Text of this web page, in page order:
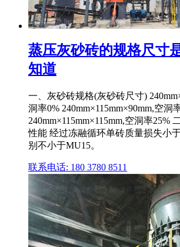
蒸压灰砂砖的规格尺寸
知道
一、灰砂砖规格(灰砂砖尺寸)
洞率0% 240mm×115mm×90mm,空洞
240mm×115mm×115mm,空洞率25%
性能 经过冻融循环单砖质量损失小
别不小于MU15。
联系电话: 180 3780 8511